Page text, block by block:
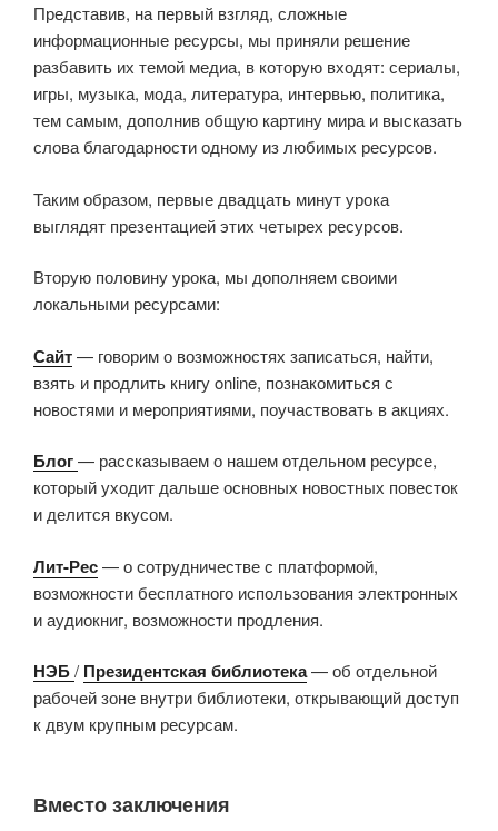
Представив, на первый взгляд, сложные
информационные ресурсы, мы приняли решение
разбавить их темой медиа, в которую входят: сериалы,
игры, музыка, мода, литература, интервью, политика,
тем самым, дополнив общую картину мира и высказать
слова благодарности одному из любимых ресурсов.
Таким образом, первые двадцать минут урока
выглядят презентацией этих четырех ресурсов.
Вторую половину урока, мы дополняем своими
локальными ресурсами:
Сайт— говорим о возможностях записаться, найти,
взять и продлить книгу online, познакомиться с
новостями и мероприятиями, поучаствовать в акциях.
Блог— рассказываем о нашем отдельном ресурсе,
который уходит дальше основных новостных повесток
и делится вкусом.
Лит-Рес— о сотрудничестве с платформой,
возможности бесплатного использования электронных
и аудиокниг, возможности продления.
НЭБ/ Президентская библиотека— об отдельной
рабочей зоне внутри библиотеки, открывающий доступ
к двум крупным ресурсам.
Вместо заключения